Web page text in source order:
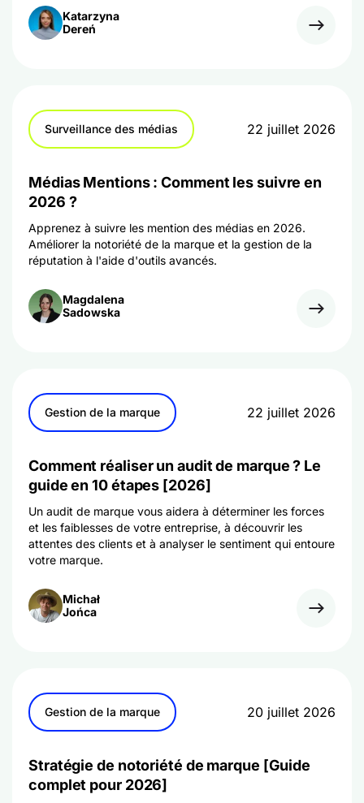
Katarzyna
Dereń
Surveillance des médias 22 juillet 2026
Médias Mentions : Comment les suivre en
2026 ?
Apprenez à suivre les mention des médias en 2026.
Améliorer la notoriété de la marque et la gestion de la
réputation à l'aide d'outils avancés.
Magdalena
Sadowska
Gestion de la marque 22 juillet 2026
Comment réaliser un audit de marque ? Le
guide en 10 étapes [2026]
Un audit de marque vous aidera à déterminer les forces
et les faiblesses de votre entreprise, à découvrir les
attentes des clients et à analyser le sentiment qui entoure
votre marque.
Michał
Jońca
Gestion de la marque 20 juillet 2026
Stratégie de notoriété de marque [Guide
complet pour 2026]